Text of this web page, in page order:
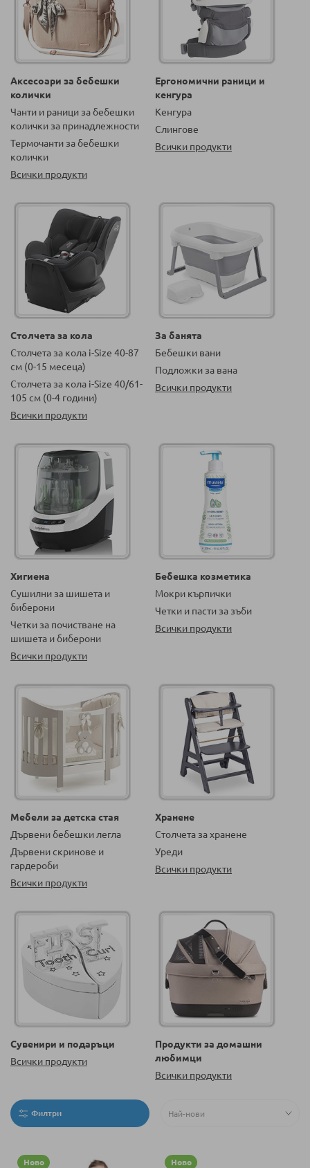
Аксесоари за бебешки
колички
Чанти и раници за бебешки
колички за принадлежности
Термочанти за бебешки
колички
Всички продукти
Ергономични раници и
кенгура
Кенгура
Слингове
Всички продукти
Столчета за кола
Столчета за кола i-Size 40-87
см (0-15 месеца)
Столчета за кола i-Size 40/61-
105 см (0-4 години)
Всички продукти
За банята
Бебешки вани
Подложки за вана
Всички продукти
Хигиена
Сушилни за шишета и
биберони
Четки за почистване на
шишета и биберони
Всички продукти
Бебешка козметика
Мокри кърпички
Четки и пасти за зъби
Всички продукти
Мебели за детска стая
Дървени бебешки легла
Дървени скринове и
гардероби
Всички продукти
Хранене
Столчета за хранене
Уреди
Всички продукти
Сувенири и подаръци
Всички продукти
Продукти за домашни
любимци
Всички продукти
Филтри
Ново Ново